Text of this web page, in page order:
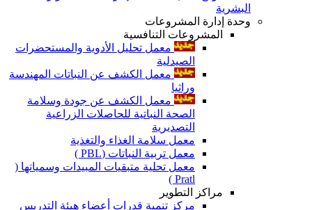
البشرية
وحدة إدارة المشروعات
المشروعات التنافسية
معمل تحليل الأدوية والمستحضرات
الصيدلية
معمل الكشف عن النباتات المهندسة
وراثيا
معمل الكشف عن جودة وسلامة
الصحة النباتية للحاصلات الزراعية
التصديرية
معمل سلامة الغذاء والتغذية
معمل تربية النباتات (PBL )
معمل تحلية متبقيات المبيدات وسمياتها (
Pratl )
مراكز التطوير
مركز تنمية قدرات أعضاء هيئة التدريس